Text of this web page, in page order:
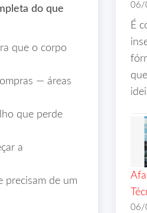
do que
que o corpo
— áreas
que perde
a
precisam de um
06/
É
06/